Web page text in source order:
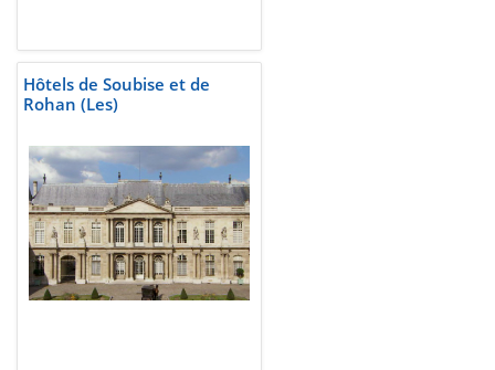
Hôtels de Soubise et de
Rohan (Les)